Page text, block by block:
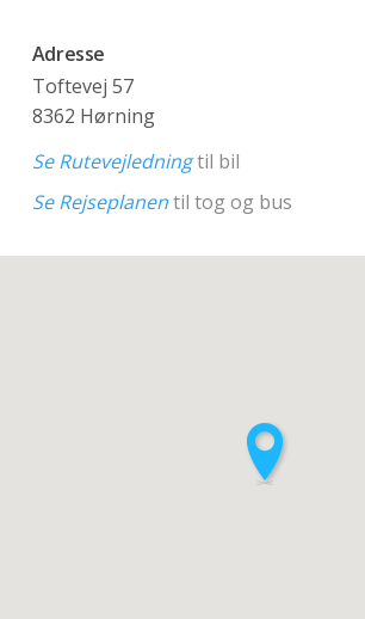
Adresse
Toftevej 57
8362 Hørning
Se Rutevejledningtil bil
Se Rejseplanentil tog og bus